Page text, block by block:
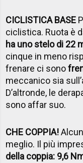
CICLISTICA BASE
ciclistica. Ruota è
ha uno stelo di 22
cinque in meno
frenare ci sono
meccanico sia
D’altronde, le
sono affar suo.
CHE COPPIA!
meglio. Il più
della coppia: 9,6